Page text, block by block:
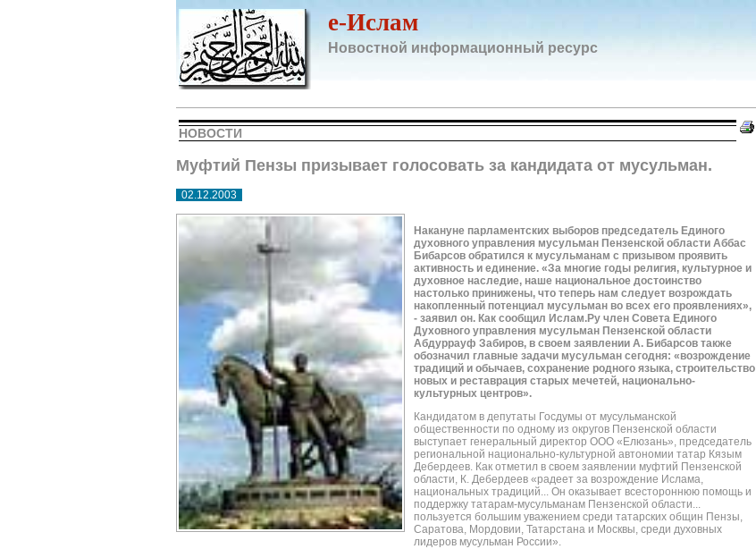
e-Ислам
Новостной информационный ресурс
НОВОСТИ
Муфтий Пензы призывает голосовать за кандидата от мусульман.
02.12.2003
Накануне парламентских выборов председатель Единого
духовного управления мусульман Пензенской области Аббас
Бибарсов обратился к мусульманам с призывом проявить
активность и единение. «За многие годы религия, культурное и
духовное наследие, наше национальное достоинство
настолько принижены, что теперь нам следует возрождать
накопленный потенциал мусульман во всех его проявлениях»,
- заявил он. Как сообщил Ислам.Ру член Совета Единого
Духовного управления мусульман Пензенской области
Абдуррауф Забиров, в своем заявлении А. Бибарсов также
обозначил главные задачи мусульман сегодня: «возрождение
традиций и обычаев, сохранение родного языка, строительство
новых и реставрация старых мечетей, национально-
культурных центров».
Кандидатом в депутаты Госдумы от мусульманской
общественности по одному из округов Пензенской области
выступает генеральный директор ООО «Елюзань», председатель
региональной национально-культурной автономии татар Кязым
Дебердеев. Как отметил в своем заявлении муфтий Пензенской
области, К. Дебердеев «радеет за возрождение Ислама,
национальных традиций... Он оказывает всестороннюю помощь и
поддержку татарам-мусульманам Пензенской области...
пользуется большим уважением среди татарских общин Пензы,
Саратова, Мордовии, Татарстана и Москвы, среди духовных
лидеров мусульман России».